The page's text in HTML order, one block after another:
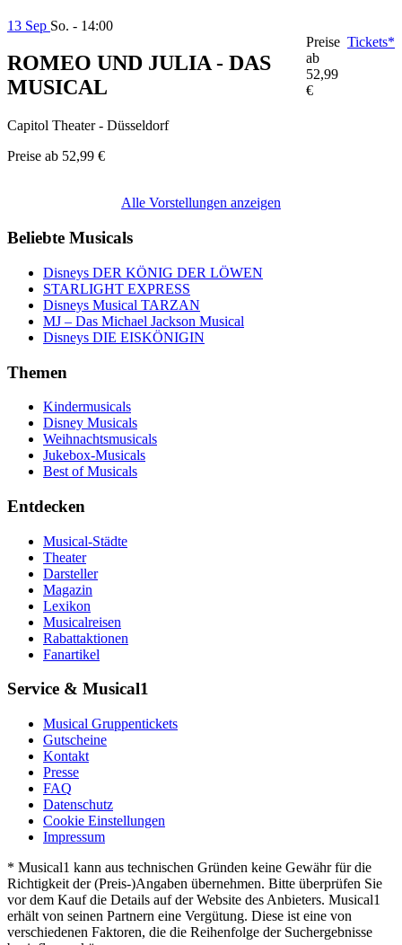
13 Sep So. - 14:00
ROMEO UND JULIA - DAS
MUSICAL
Capitol Theater - Düsseldorf
Preise ab 52,99 €
Preise
ab
52,99
€
Tickets*
Alle Vorstellungen anzeigen
Beliebte Musicals
Disneys DER KÖNIG DER LÖWEN
STARLIGHT EXPRESS
Disneys Musical TARZAN
MJ – Das Michael Jackson Musical
Disneys DIE EISKÖNIGIN
Themen
Kindermusicals
Disney Musicals
Weihnachtsmusicals
Jukebox-Musicals
Best of Musicals
Entdecken
Musical-Städte
Theater
Darsteller
Magazin
Lexikon
Musicalreisen
Rabattaktionen
Fanartikel
Service & Musical1
Musical Gruppentickets
Gutscheine
Kontakt
Presse
FAQ
Datenschutz
Cookie Einstellungen
Impressum
* Musical1 kann aus technischen Gründen keine Gewähr für die
Richtigkeit der (Preis-)Angaben übernehmen. Bitte überprüfen Sie
vor dem Kauf die Details auf der Website des Anbieters. Musical1
erhält von seinen Partnern eine Vergütung. Diese ist eine von
verschiedenen Faktoren, die die Reihenfolge der Suchergebnisse